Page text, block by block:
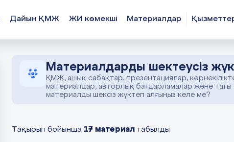
Дайын ҚМЖ ЖИ көмекші Материалдар
Материалдарды шектеусіз
ҚМЖ, ашық сабақтар, презентациялар,
материалдар, авторлық бағдарламалар және
материалды шексіз жүктеп алғыңыз келе ме?
Тақырып бойынша 17 материал табылды